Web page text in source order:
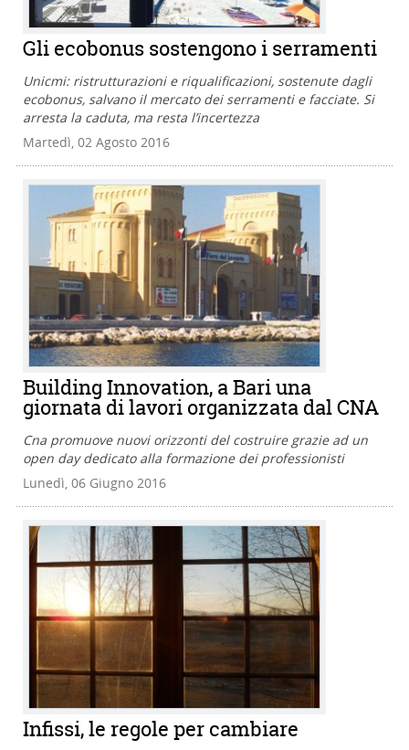
Gli ecobonus sostengono i serramenti
Unicmi: ristrutturazioni e riqualificazioni, sostenute dagli
ecobonus, salvano il mercato dei serramenti e facciate. Si
arresta la caduta, ma resta l’incertezza
Martedì, 02 Agosto 2016
Building Innovation, a Bari una
giornata di lavori organizzata dal CNA
Cna promuove nuovi orizzonti del costruire grazie ad un
open day dedicato alla formazione dei professionisti
Lunedì, 06 Giugno 2016
Infissi, le regole per cambiare